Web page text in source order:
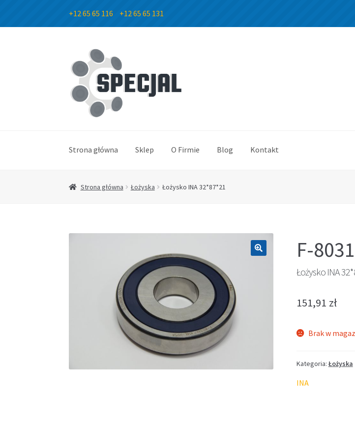
+12 65 65 116 +12 65 65 131
Przejdź
do
nawigacji
Przejdź
do
treści
Strona główna Sklep O Firmie Blog Kontakt
Strona główna Łożyska Łożysko INA 32*87*21
F-
Łożysko INA
151,91 zł
Brak w
Kategoria: Łożyska
INA